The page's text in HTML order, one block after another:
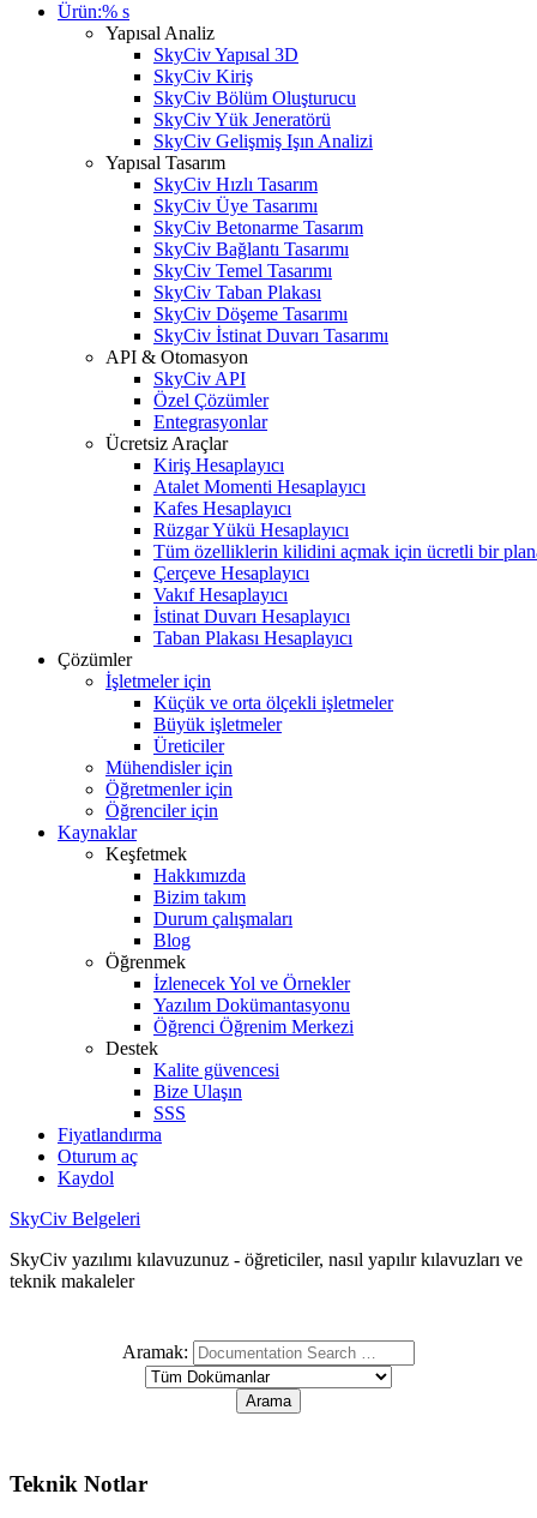
Ürün:% s
Yapısal Analiz
SkyCiv Yapısal 3D
SkyCiv Kiriş
SkyCiv Bölüm Oluşturucu
SkyCiv Yük Jeneratörü
SkyCiv Gelişmiş Işın Analizi
Yapısal Tasarım
SkyCiv Hızlı Tasarım
SkyCiv Üye Tasarımı
SkyCiv Betonarme Tasarım
SkyCiv Bağlantı Tasarımı
SkyCiv Temel Tasarımı
SkyCiv Taban Plakası
SkyCiv Döşeme Tasarımı
SkyCiv İstinat Duvarı Tasarımı
API & Otomasyon
SkyCiv API
Özel Çözümler
Entegrasyonlar
Ücretsiz Araçlar
Kiriş Hesaplayıcı
Atalet Momenti Hesaplayıcı
Kafes Hesaplayıcı
Rüzgar Yükü Hesaplayıcı
Tüm özelliklerin kilidini açmak için ücretli bir
Çerçeve Hesaplayıcı
Vakıf Hesaplayıcı
İstinat Duvarı Hesaplayıcı
Taban Plakası Hesaplayıcı
Çözümler
İşletmeler için
Küçük ve orta ölçekli işletmeler
Büyük işletmeler
Üreticiler
Mühendisler için
Öğretmenler için
Öğrenciler için
Kaynaklar
Keşfetmek
Hakkımızda
Bizim takım
Durum çalışmaları
Blog
Öğrenmek
İzlenecek Yol ve Örnekler
Yazılım Dokümantasyonu
Öğrenci Öğrenim Merkezi
Destek
Kalite güvencesi
Bize Ulaşın
SSS
Fiyatlandırma
Oturum aç
Kaydol
SkyCiv Belgeleri
SkyCiv yazılımı kılavuzunuz - öğreticiler, nasıl yapılır kılavuzları ve
teknik makaleler
Aramak:
Teknik Notlar